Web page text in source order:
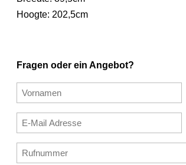
Hoogte: 202,5cm
Fragen oder ein Angebot?
Name
Vorname
E-
Mail
Adresse
E-
Mail
Rufnummer